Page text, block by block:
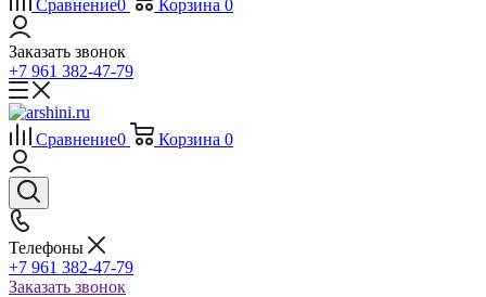
Сравнение0 Корзина 0
Заказать звонок
+7 961 382-47-79
Сравнение0 Корзина 0
Телефоны
+7 961 382-47-79
Заказать звонок